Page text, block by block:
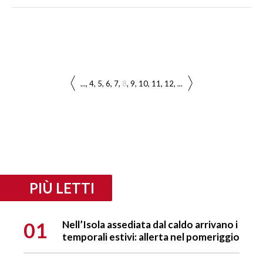
... 4 5 6 7 8 9 10 11 12 ...
PIÙ LETTI
01
Nell’Isola assediata dal caldo arrivano i
temporali estivi: allerta nel pomeriggio